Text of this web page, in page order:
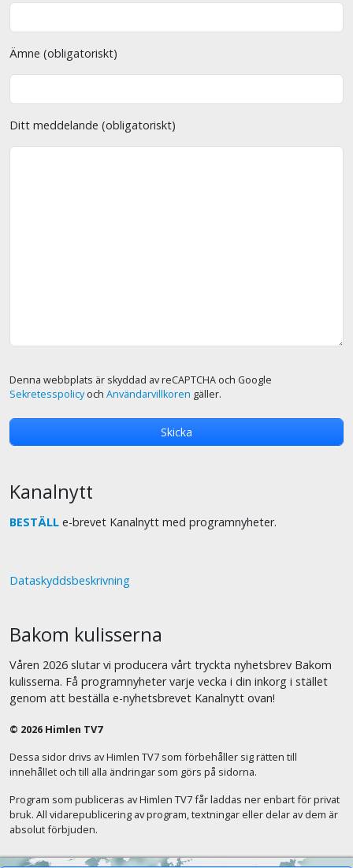
Ämne (obligatoriskt)
Ditt meddelande (obligatoriskt)
Denna webbplats är skyddad av reCAPTCHA och Google
Sekretesspolicyoch Användarvillkoren gäller.
Kanalnytt
BESTÄLL e-brevet Kanalnytt med programnyheter.
Dataskyddsbeskrivning
Bakom kulisserna
Våren 2026 slutar vi producera vårt tryckta nyhetsbrev Bakom
kulisserna. Få programnyheter varje vecka i din inkorg i stället
genom att beställa e-nyhetsbrevet Kanalnytt ovan!
© 2026 Himlen TV7
Dessa sidor drivs av Himlen TV7 som förbehåller sig rätten till
innehållet och till alla ändringar som görs på sidorna.
Program som publiceras av Himlen TV7 får laddas ner enbart för privat
bruk. All vidarepublicering av program, textningar eller delar av dem är
absolut förbjuden.